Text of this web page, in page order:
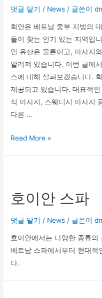
댓글 달기 / News / 글쓴이
회안은 베트남 중부 지방의
들이 찾는 인기 있는 지역입
인 유산은 물론이고, 마사지
알려져 있습니다. 이번 글에
스에 대해 살펴보겠습니다.
제공되고 있습니다. 대표적
식 마사지, 스웨디시 마사지
다른 …
Read More »
호이안 스파
댓글 달기 / News / 글쓴이
호이안에서는 다양한 종류의
베트남 스파에서부터 현대적
다.